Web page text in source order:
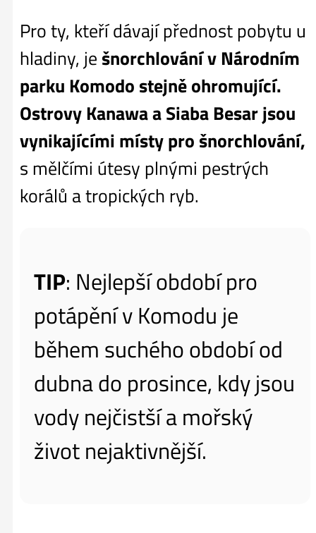
Pro ty, kteří dávají přednost pobytu u
hladiny, je šnorchlování v Národním
parku Komodo stejně ohromující.
Ostrovy Kanawa a Siaba Besar jsou
vynikajícími místy pro šnorchlování,
s mělčími útesy plnými pestrých
korálů a tropických ryb.
TIP: Nejlepší období pro
potápění v Komodu je
během suchého období od
dubna do prosince, kdy jsou
vody nejčistší a mořský
život nejaktivnější.